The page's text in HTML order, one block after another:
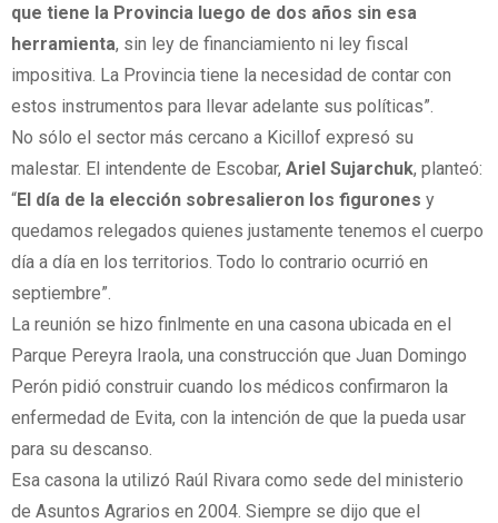
que tiene la Provincia luego de dos años sin esa
herramienta, sin ley de financiamiento ni ley fiscal
impositiva. La Provincia tiene la necesidad de contar con
estos instrumentos para llevar adelante sus políticas”.
No sólo el sector más cercano a Kicillof expresó su
malestar. El intendente de Escobar, Ariel Sujarchuk, planteó:
“El día de la elección sobresalieron los figurones y
quedamos relegados quienes justamente tenemos el cuerpo
día a día en los territorios. Todo lo contrario ocurrió en
septiembre”.
La reunión se hizo finlmente en una casona ubicada en el
Parque Pereyra Iraola, una construcción que Juan Domingo
Perón pidió construir cuando los médicos confirmaron la
enfermedad de Evita, con la intención de que la pueda usar
para su descanso.
Esa casona la utilizó Raúl Rivara como sede del ministerio
de Asuntos Agrarios en 2004. Siempre se dijo que el